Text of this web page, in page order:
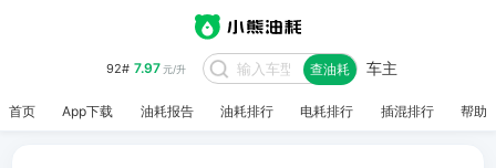
92# 7.97元/升 查油耗 车主
首页 App下载 油耗报告 油耗排行 电耗排行 插混排行 帮助